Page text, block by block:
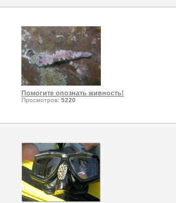
Помогите опознать живность!
Просмотров: 5220